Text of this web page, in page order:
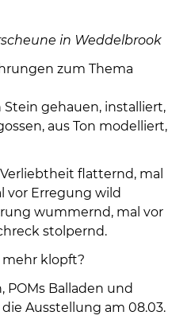
in Weddelbrook
zum Thema
gehauen, installiert,
aus Ton modelliert,
flatternd, mal
vor Erregung wild
wummernd, mal vor
stolpernd.
mehr klopft?
POMs Balladen und
Ausstellung am 08.03.